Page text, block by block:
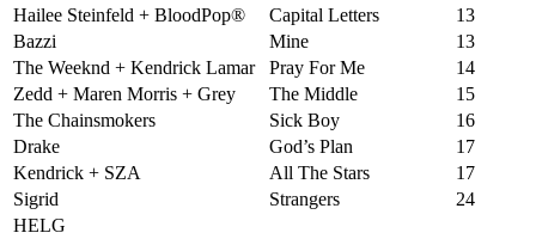
Hailee Steinfeld + BloodPop®
Capital Letters
13
Bazzi
Mine
13
The Weeknd + Kendrick Lamar
Pray For Me
14
Zedd + Maren Morris + Grey
The Middle
15
The Chainsmokers
Sick Boy
16
Drake
God’s Plan
17
Kendrick + SZA
All The Stars
17
Sigrid
Strangers
24
HELG